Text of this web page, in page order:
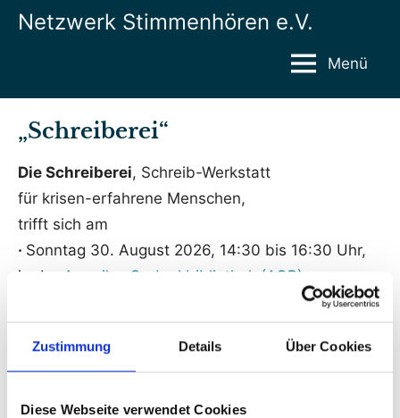
Zustimmung Details Über Cookies
Diese Webseite verwendet Cookies
ZumNetzwerk Stimmenhören e.V.
Menü
„Schreiberei“
Die Schreiberei, Schreib-Werkstatt
für krisen-erfahrene Menschen,
trifft sich am
· Sonntag 30. August 2026, 14:30 bis 16:30 Uhr,
in der
Amerika-Gedenkbibliothek (AGB)
Zu Beginn des Treffens entscheiden die
Teilnehmer*innen:
Das ist unser Schreib-Gegenstand:
· ein Begriff,